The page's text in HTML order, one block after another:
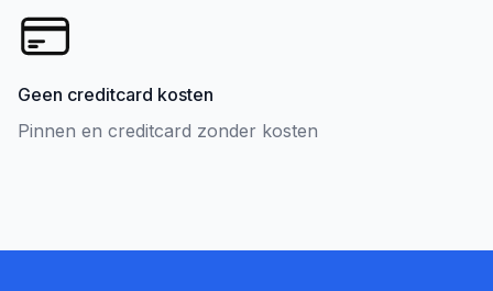
Geen creditcard kosten
Pinnen en creditcard zonder kosten